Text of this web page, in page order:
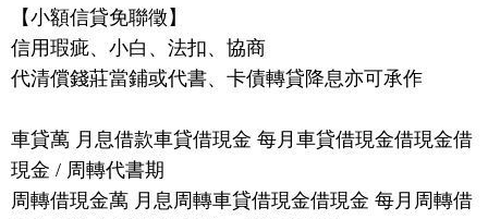
【小額信貸免聯徵】
信用瑕疵、小白、法扣、協商
代清償錢莊當鋪或代書、卡債轉貸降息亦可承作
車貸萬 月息借款車貸借現金 每月車貸借現金借現金借
現金 / 周轉代書期
周轉借現金萬 月息周轉車貸借現金借現金 每月周轉借